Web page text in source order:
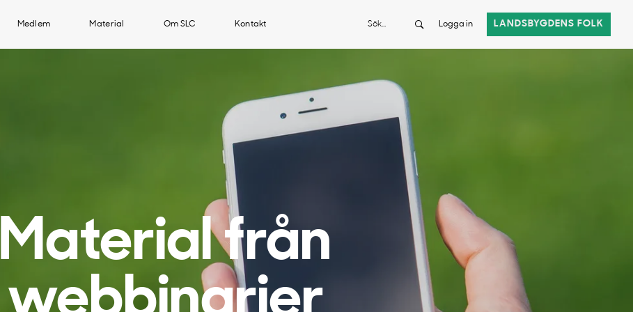
Medlem Material Om SLC Kontakt Sök Logga in LANDSBYGDENS FOLK
Material från